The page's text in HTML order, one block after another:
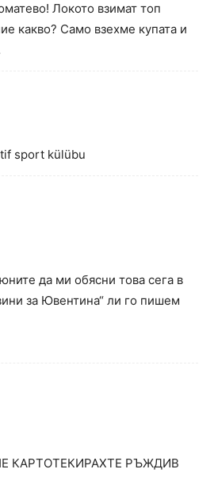
Локото взимат топ
какво? Само взехме купата и
sport külübu
да ми обясни това сега в
за Ювентина“ ли го пишем
КАРТОТЕКИРАХТЕ РЪЖДИВ